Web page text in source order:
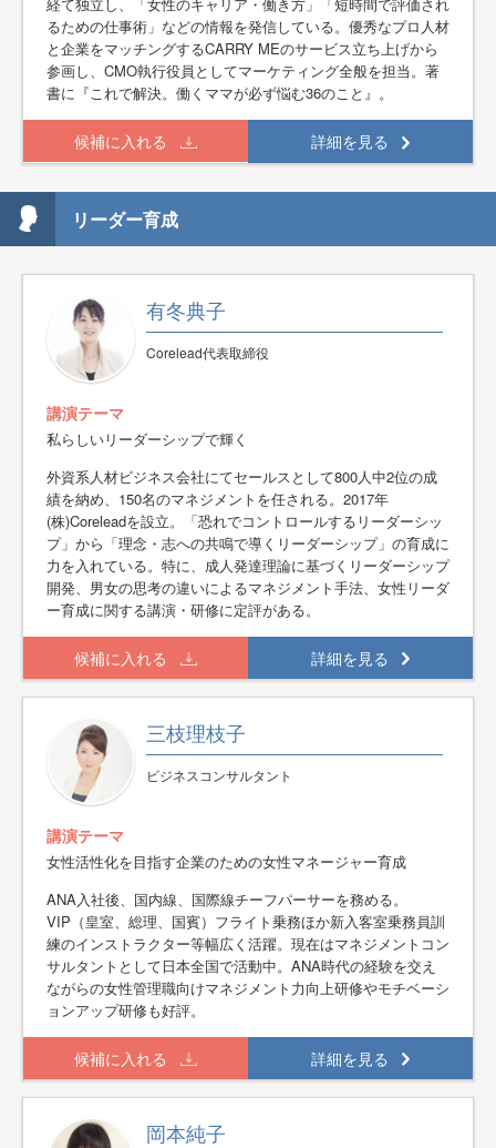
るための仕事術」などの情報を発信している。優秀なプロ人材
と企業をマッチングするCARRY MEのサービス立ち上げから
参画し、CMO執行役員としてマーケティング全般を担当。著
書に『これで解決。働くママが必ず悩む36のこと』。
候補に入れる 詳細を見る
リーダー育成
有冬典子
Corelead代表取締役
講演テーマ
私らしいリーダーシップで輝く
外資系人材ビジネス会社にてセールスとして800人中2位の成
績を納め、150名のマネジメントを任される。2017年
(株)Coreleadを設立。「恐れでコントロールするリーダーシッ
プ」から「理念・志への共鳴で導くリーダーシップ」の育成に
力を入れている。特に、成人発達理論に基づくリーダーシップ
開発、男女の思考の違いによるマネジメント手法、女性リーダ
ー育成に関する講演・研修に定評がある。
候補に入れる 詳細を見る
三枝理枝子
ビジネスコンサルタント
講演テーマ
女性活性化を目指す企業のための女性マネージャー育成
ANA入社後、国内線、国際線チーフパーサーを務める。
VIP（皇室、総理、国賓）フライト乗務ほか新入客室乗務員訓
練のインストラクター等幅広く活躍。現在はマネジメントコン
サルタントとして日本全国で活動中。ANA時代の経験を交え
ながらの女性管理職向けマネジメント力向上研修やモチベーシ
ョンアップ研修も好評。
候補に入れる 詳細を見る
岡本純子